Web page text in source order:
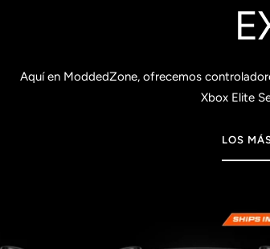
Aquí en ModdedZone, ofrecemos
Xbox Elite
LOS